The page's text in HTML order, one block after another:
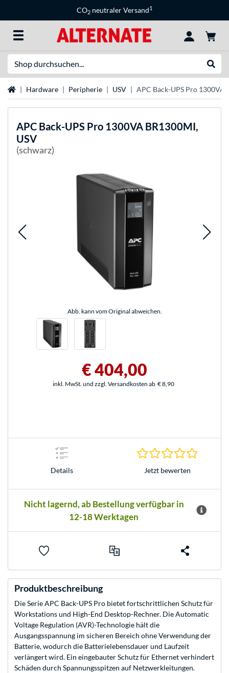
CO2 neutraler Versand1
StartseiteHardware Peripherie USV APC Back-UPS Pro 1300VA
APC Back-UPS Pro 1300VA BR1300MI,
USV
(schwarz)
Abb. kann vom Original abweichen.
€ 404,00
inkl. MwSt. und zzgl. Versandkosten ab € 8,90
Details Jetzt bewerten
Nicht lagernd, ab Bestellung verfügbar in
12-18 Werktagen
Produktbeschreibung
Die Serie APC Back-UPS Pro bietet fortschrittlichen Schutz für
Workstations und High-End Desktop-Rechner. Die Automatic
Voltage Regulation (AVR)-Technologie hält die
Ausgangsspannung im sicheren Bereich ohne Verwendung der
Batterie, wodurch die Batterielebensdauer und Laufzeit
verlängert wird. Ein eingebauter Schutz für Ethernet verhindert
Schäden durch Spannungsspitzen auf Netzwerkleitungen.